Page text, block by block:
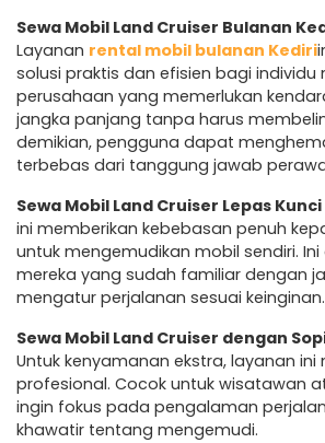
Sewa Mobil Land Cruiser Bulanan
Layanan rental mobil bulanan Kediri
solusi praktis dan efisien bagi individu
perusahaan yang memerlukan
jangka panjang tanpa harus
demikian, pengguna dapat
terbebas dari tanggung jawab
Sewa Mobil Land Cruiser Lepas
ini memberikan kebebasan penuh
untuk mengemudikan mobil sendiri.
mereka yang sudah familiar dengan
mengatur perjalanan sesuai keinginan.
Sewa Mobil Land Cruiser dengan
Untuk kenyamanan ekstra, layanan
profesional. Cocok untuk wisatawan
ingin fokus pada pengalaman
khawatir tentang mengemudi.